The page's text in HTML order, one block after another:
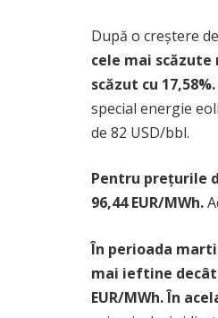
După o creștere de
cele mai
scăzut cu 17,58%.
special energie
de 82 USD/bbl.
Pentru prețurile
96,44 EUR/MWh.
În perioada
mai ieftine decât
EUR/MWh. În